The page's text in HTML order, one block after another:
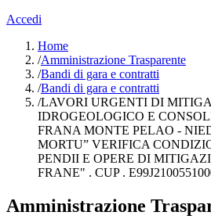
Accedi
Home
/Amministrazione Trasparente
/Bandi di gara e contratti
/Bandi di gara e contratti
/LAVORI URGENTI DI
IDROGEOLOGICO E
FRANA MONTE PELAO -
MORTU” VERIFICA
PENDII E OPERE DI
FRANE" . CUP .
Amministrazione